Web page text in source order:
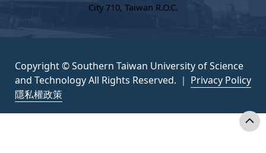
City 710, Taiwan R.O.C.
Copyright © Southern Taiwan University of Science
and Technology All Rights Reserved. ｜ Privacy Policy
隱私權政策